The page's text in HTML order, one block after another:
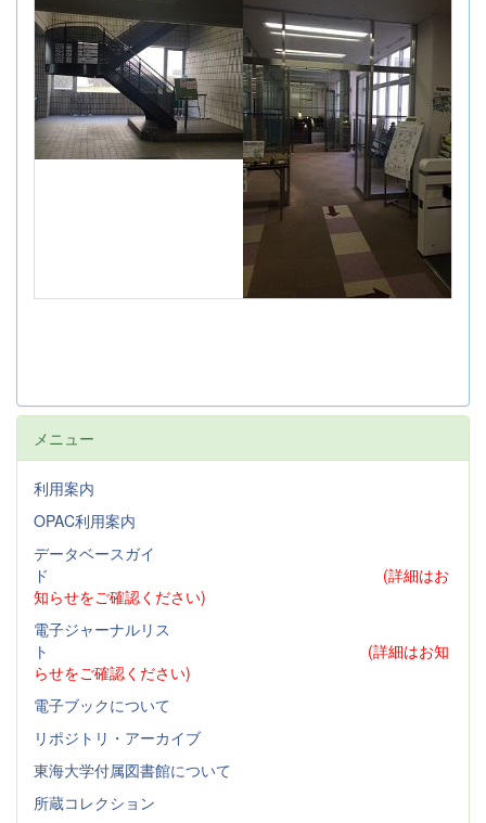
メニュー
利用案内
OPAC利用案内
データベースガイ
ド
(詳細はお
知らせをご確認ください)
電子ジャーナルリス
ト
(詳細はお知
らせをご確認ください)
電子ブックについて
リポジトリ・アーカイブ
東海大学付属図書館について
所蔵コレクション